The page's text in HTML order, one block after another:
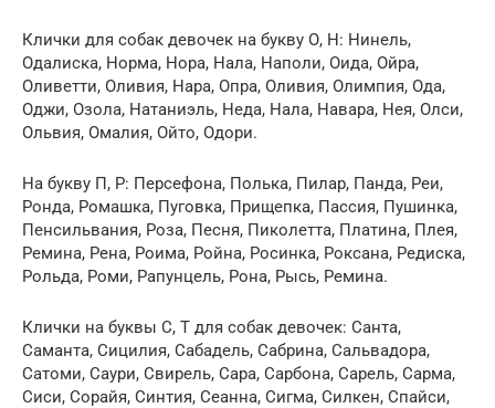
Клички для собак девочек на букву О, Н: Нинель,
Одалиска, Норма, Нора, Нала, Наполи, Оида, Ойра,
Оливетти, Оливия, Нара, Опра, Оливия, Олимпия, Ода,
Оджи, Озола, Натаниэль, Неда, Нала, Навара, Нея, Олси,
Ольвия, Омалия, Ойто, Одори.
На букву П, Р: Персефона, Полька, Пилар, Панда, Реи,
Ронда, Ромашка, Пуговка, Прищепка, Пассия, Пушинка,
Пенсильвания, Роза, Песня, Пиколетта, Платина, Плея,
Ремина, Рена, Роима, Ройна, Росинка, Роксана, Редиска,
Рольда, Роми, Рапунцель, Рона, Рысь, Ремина.
Клички на буквы С, Т для собак девочек: Санта,
Саманта, Сицилия, Сабадель, Сабрина, Сальвадора,
Сатоми, Саури, Свирель, Сара, Сарбона, Сарель, Сарма,
Сиси, Сорайя, Синтия, Сеанна, Сигма, Силкен, Спайси,